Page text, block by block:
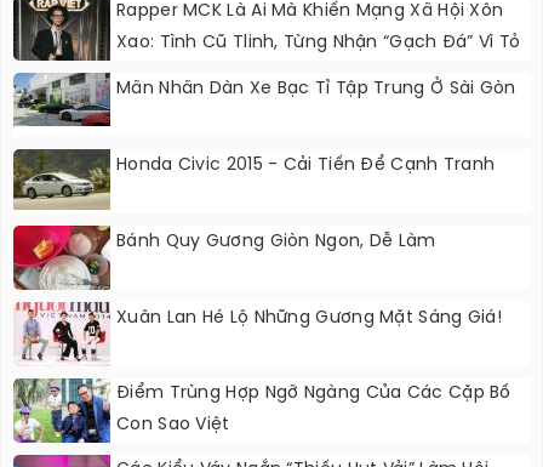
Rapper MCK Là Ai Mà Khiến Mạng Xã Hội Xôn
Xao: Tình Cũ Tlinh, Từng Nhận “gạch Đá” Vì Tỏ
Mãn Nhãn Dàn Xe Bạc Tỉ Tập Trung Ở Sài Gòn
Honda Civic 2015 - Cải Tiến Để Cạnh Tranh
Bánh Quy Gương Giòn Ngon, Dễ Làm
Xuân Lan Hé Lộ Những Gương Mặt Sáng Giá!
Điểm Trùng Hợp Ngỡ Ngàng Của Các Cặp Bố
Con Sao Việt